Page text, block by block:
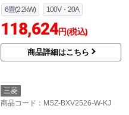
6畳(2.2kW) 100V・20A
118,624円(税込)
商品詳細はこちら
三菱
商品コード ：MSZ-BXV2526-W-KJ